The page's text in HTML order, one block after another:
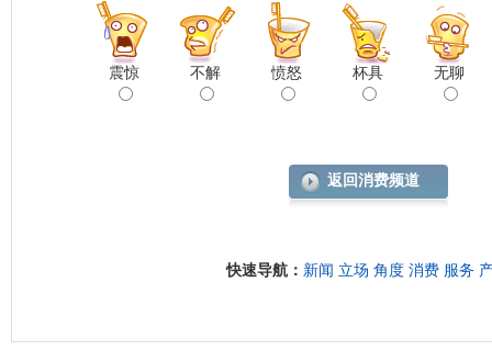
震惊 不解 愤怒 杯具 无聊
返回消费频道
快速导航： 新闻 立场 角度 消费 服务